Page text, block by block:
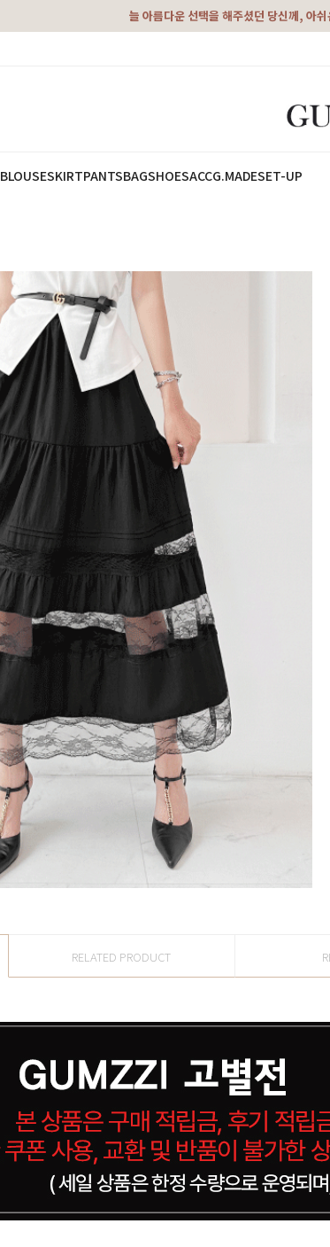
늘 아름다운 선택을 해주셨던 당신께, 아
BLOUSESKIRTPANTSBAGSHOESACCG.MADESET-UP
RELATED PRODUCT